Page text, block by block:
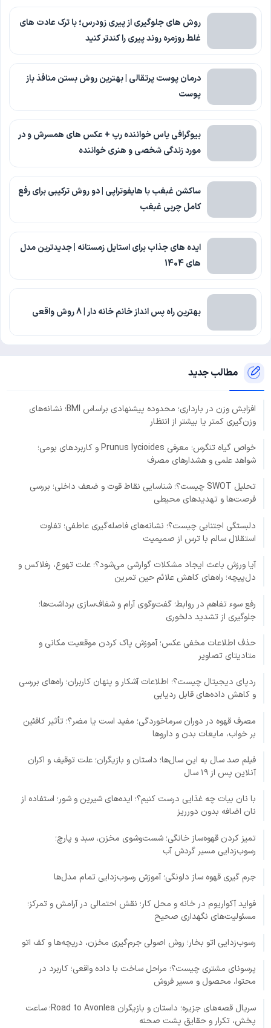
روش های جلوگیری از پیری زودرس؛ با ترک عادت های
غلط روزمره روند پیری را کندتر کنید
درمان پوست پرتقالی | بهترین روش بستن منافذ باز
پوست
بیوگرافی یاس خواننده رپ + عکس های همسرش و در
مورد زندگی شخصی و هنری خواننده
ساکشن غبغب با هایفوتراپی | دو روش ترکیبی برای رفع
کامل چربی غبغب
ایده های جذاب برای استایل زمستانه | جدیدترین مدل
های 1404
بهترین راه پس انداز خانم خانه دار | 8 روش واقعی
مطالب جدید
افزایش وزن در بارداری؛ محدوده پیشنهادی براساس BMI؛ نشانه‌های
وزن‌گیری کمتر یا بیشتر از انتظار
خواص گیاه تنگرس؛ معرفی Prunus lycioides و کاربردهای بومی؛
شواهد علمی و هشدارهای مصرف
تحلیل SWOT چیست؟؛ شناسایی نقاط قوت و ضعف داخلی؛ بررسی
فرصت‌ها و تهدیدهای محیطی
دلبستگی اجتنابی چیست؟؛ نشانه‌های فاصله‌گیری عاطفی؛ تفاوت
استقلال سالم با ترس از صمیمیت
آیا ورزش باعث ایجاد مشکلات گوارشی می‌شود؟؛ علت تهوع، رفلاکس و
دل‌پیچه؛ راه‌های کاهش علائم حین تمرین
رفع سوء تفاهم در روابط؛ گفت‌وگوی آرام و شفاف‌سازی برداشت‌ها؛
جلوگیری از تشدید دلخوری
حذف اطلاعات مخفی عکس؛ آموزش پاک کردن موقعیت مکانی و
متادیتای تصاویر
ردپای دیجیتال چیست؟؛ اطلاعات آشکار و پنهان کاربران؛ راه‌های بررسی
و کاهش داده‌های قابل ردیابی
مصرف قهوه در دوران سرماخوردگی؛ مفید است یا مضر؟؛ تأثیر کافئین
بر خواب، مایعات بدن و داروها
فیلم صد سال به این سال‌ها؛ داستان و بازیگران؛ علت توقیف و اکران
آنلاین پس از ۱۹ سال
با نان بیات چه غذایی درست کنیم؟؛ ایده‌های شیرین و شور؛ استفاده از
نان اضافه بدون دورریز
تمیز کردن قهوه‌ساز خانگی؛ شست‌وشوی مخزن، سبد و پارچ؛
رسوب‌زدایی مسیر گردش آب
جرم گیری قهوه ساز دلونگی؛ آموزش رسوب‌زدایی تمام مدل‌ها
فواید آکواریوم در خانه و محل کار؛ نقش احتمالی در آرامش و تمرکز؛
مسئولیت‌های نگهداری صحیح
رسوب‌زدایی اتو بخار؛ روش اصولی جرم‌گیری مخزن، دریچه‌ها و کف اتو
پرسونای مشتری چیست؟؛ مراحل ساخت با داده واقعی؛ کاربرد در
محتوا، محصول و مسیر فروش
سریال قصه‌های جزیره؛ داستان و بازیگران Road to Avonlea؛ ساعت
پخش، تکرار و حقایق پشت صحنه